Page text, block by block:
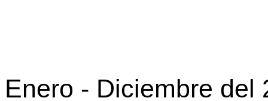
Enero - Diciembre del